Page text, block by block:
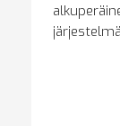
järjestelmä